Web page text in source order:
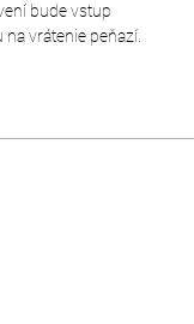
bude vstup
vrátenie peňazí.